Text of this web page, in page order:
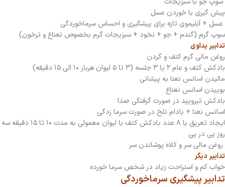
پیش گیری با خوردن عسل
عسل + آبلیموی تازه برای پیشگیری و احساس سرماخوردگی
سوپ گرم (گندم + جو + نخود + سبزیجات گرم بخصوص نعناع و ترخون)
تدابیر یداوی
روغن مالی گرم کتف و گردن
بادکش کتف و عام ۲ یا ۳ جلسه (۳ تا ۵ لیوان هربار ۱۰ الی ۱۵ دقیقه)
مالیدن اسانس نعنا به پیشانی
بوییدن اسانس نعناع
بادکش تیرویید در صورت گرفتگی صدا
اسانس نعنا + بادام تلخ در صورت سرما زدگی
ایجاد تعریق با ۸ عدد بادکش کتف با لیوان معمولی به مدت ۱۰ تا ۱۵ دقیقه سه
روز پی در پی
روغن مالی سر و کلاه پوشاندن سر
تدابیر دیگر
خواب کم و استراحت زیاد در شخص سرما خورده
تدابیر پیشگیری سرماخوردگی